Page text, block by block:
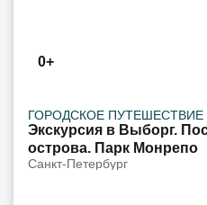
0+
ГОРОДСКОЕ ПУТЕШЕСТВИЕ
Экскурсия в Выборг.
острова. Парк Монрепо
Санкт-Петербург